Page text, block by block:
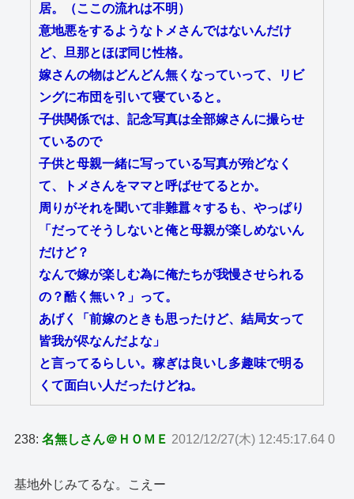
居。（ここの流れは不明）
意地悪をするようなトメさんではないんだけ
ど、旦那とほぼ同じ性格。
嫁さんの物はどんどん無くなっていって、リビ
ングに布団を引いて寝ていると。
子供関係では、記念写真は全部嫁さんに撮らせ
ているので
子供と母親一緒に写っている写真が殆どなく
て、トメさんをママと呼ばせてるとか。
周りがそれを聞いて非難囂々するも、やっぱり
「だってそうしないと俺と母親が楽しめないん
だけど？
なんで嫁が楽しむ為に俺たちが我慢させられる
の？酷く無い？」って。
あげく「前嫁のときも思ったけど、結局女って
皆我が侭なんだよな」
と言ってるらしい。稼ぎは良いし多趣味で明る
くて面白い人だったけどね。
238:名無しさん＠ＨＯＭＥ 2012/12/27(木) 12:45:17.64 0
基地外じみてるな。こえー